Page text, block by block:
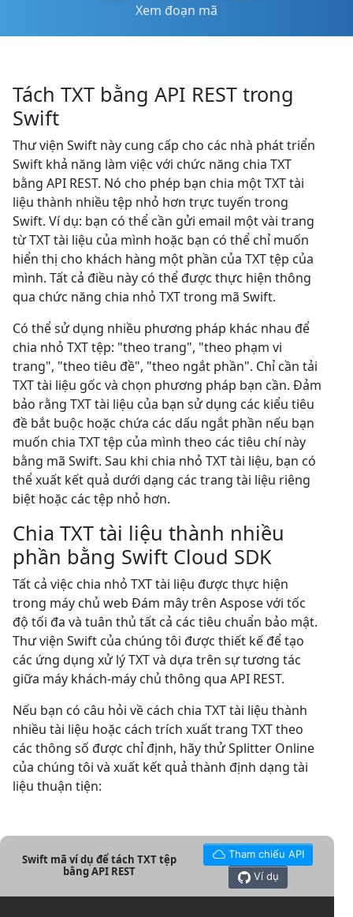
Xem đoạn mã
Tách TXT bằng API REST trong
Swift
Thư viện Swift này cung cấp cho các nhà phát triển
Swift khả năng làm việc với chức năng chia TXT
bằng API REST. Nó cho phép bạn chia một TXT tài
liệu thành nhiều tệp nhỏ hơn trực tuyến trong
Swift. Ví dụ: bạn có thể cần gửi email một vài trang
từ TXT tài liệu của mình hoặc bạn có thể chỉ muốn
hiển thị cho khách hàng một phần của TXT tệp của
mình. Tất cả điều này có thể được thực hiện thông
qua chức năng chia nhỏ TXT trong mã Swift.
Có thể sử dụng nhiều phương pháp khác nhau để
chia nhỏ TXT tệp: "theo trang", "theo phạm vi
trang", "theo tiêu đề", "theo ngắt phần". Chỉ cần tải
TXT tài liệu gốc và chọn phương pháp bạn cần. Đảm
bảo rằng TXT tài liệu của bạn sử dụng các kiểu tiêu
đề bắt buộc hoặc chứa các dấu ngắt phần nếu bạn
muốn chia TXT tệp của mình theo các tiêu chí này
bằng mã Swift. Sau khi chia nhỏ TXT tài liệu, bạn có
thể xuất kết quả dưới dạng các trang tài liệu riêng
biệt hoặc các tệp nhỏ hơn.
Chia TXT tài liệu thành nhiều
phần bằng Swift Cloud SDK
Tất cả việc chia nhỏ TXT tài liệu được thực hiện
trong máy chủ web Đám mây trên Aspose với tốc
độ tối đa và tuân thủ tất cả các tiêu chuẩn bảo mật.
Thư viện Swift của chúng tôi được thiết kế để tạo
các ứng dụng xử lý TXT và dựa trên sự tương tác
giữa máy khách-máy chủ thông qua API REST.
Nếu bạn có câu hỏi về cách chia TXT tài liệu thành
nhiều tài liệu hoặc cách trích xuất trang TXT theo
các thông số được chỉ định, hãy thử Splitter Online
của chúng tôi và xuất kết quả thành định dạng tài
liệu thuận tiện:
Swift mã ví dụ để tách TXT tệp
bằng API REST
Tham chiếu API
Ví dụ